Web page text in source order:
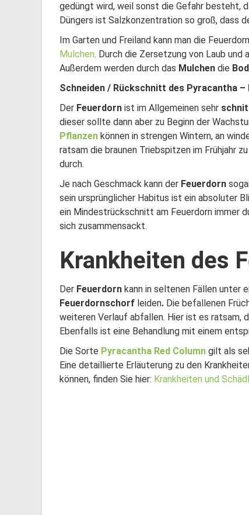
gedüngt wird, weil sonst die Gefahr besteht,
Düngers ist Salzkonzentration so groß, dass
Im Garten und Freiland kann man die
Mulchen. Durch die Zersetzung von Laub
Außerdem werden durch das Mulchen die
Schneiden / Rückschnitt des Pyracantha –
Der Feuerdorn ist im Allgemeinen sehr
dieser sollte dann aber zu Beginn der
Pflanzen können in strengen Wintern, an
ratsam die braunen Triebspitzen im Frühjahr
durch.
Je nach Geschmack kann der Feuerdorn
sein ursprünglicher Habitus ist ein absoluter
ein Mindestrückschnitt am Feuerdorn immer
sich zusammensackt.
Krankheiten des
Der Feuerdorn kann in seltenen Fällen unter
Feuerdornschorf leiden. Die befallenen
weiteren Verlauf abfallen. Hier ist es ratsam,
Ebenfalls ist eine Behandlung mit einem
Die Sorte Pyracantha Red Column gilt als
Eine detaillierte Erläuterung zu den
können, finden Sie hier: Krankheiten und